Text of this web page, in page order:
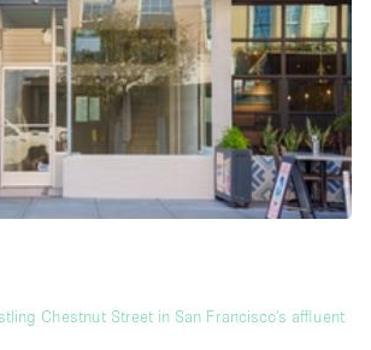
Chestnut Street in San Francisco's affluent